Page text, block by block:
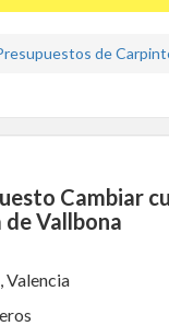
de
Cambiar
de Vallbona
Valencia